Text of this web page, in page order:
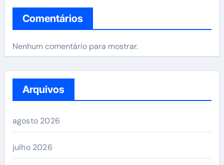
Comentários
Nenhum comentário para mostrar.
Arquivos
agosto 2026
julho 2026